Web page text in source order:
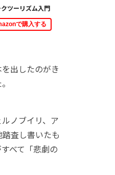
ツーリズム入門
で購入する
出したのがき
ノブイリ、ア
査し書いたも
べて「悲劇の